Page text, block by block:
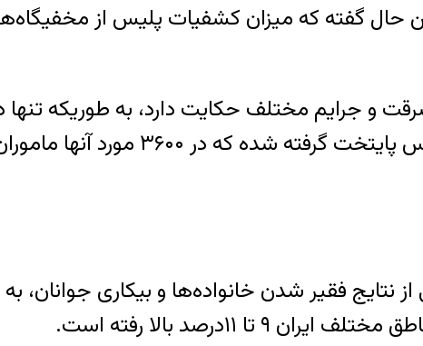
حال گفته که میزان کشفیات پلیس از
و جرایم مختلف حکایت دارد، به طوریکه
۹۷، شش میلیون و ۵۰۰ هزار تماس تلفنی مربوط به وقوع
فقیر شدن خانواده‌ها و بیکاری جوانان، به